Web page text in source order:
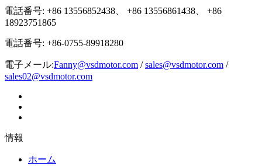
電話番号: +86 13556852438、 +86 13556861438、 +86
18923751865
電話番号: +86-0755-89918280
電子メール:Fanny@vsdmotor.com /sales@vsdmotor.com /
sales02@vsdmotor.com
情報
ホーム